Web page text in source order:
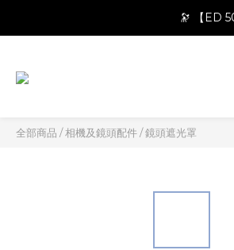
🔭 【ED
全部商品 /相機及鏡頭配件/鏡頭遮光罩